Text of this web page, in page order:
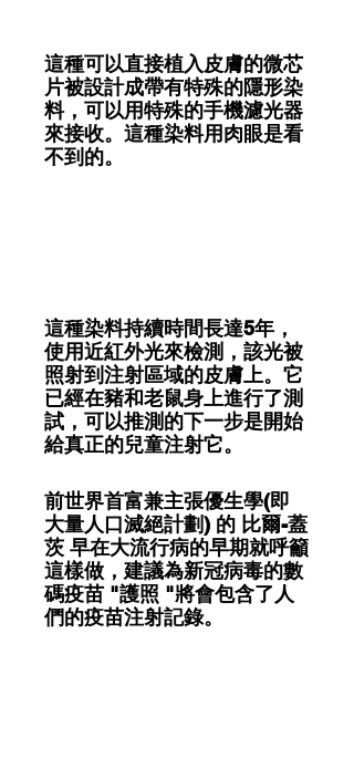
這種可以直接植入皮膚的微芯
片被設計成帶有特殊的隱形染
料，可以用特殊的手機濾光器
來接收。這種染料用肉眼是看
不到的。
這種染料持續時間長達5年，
使用近紅外光來檢測，該光被
照射到注射區域的皮膚上。它
已經在豬和老鼠身上進行了測
試，可以推測的下一步是開始
給真正的兒童注射它。
前世界首富兼主張優生學(即
大量人口滅絕計劃) 的 比爾-蓋
茨 早在大流行病的早期就呼籲
這樣做，建議為新冠病毒的數
碼疫苗 "護照 "將會包含了人
們的疫苗注射記錄。